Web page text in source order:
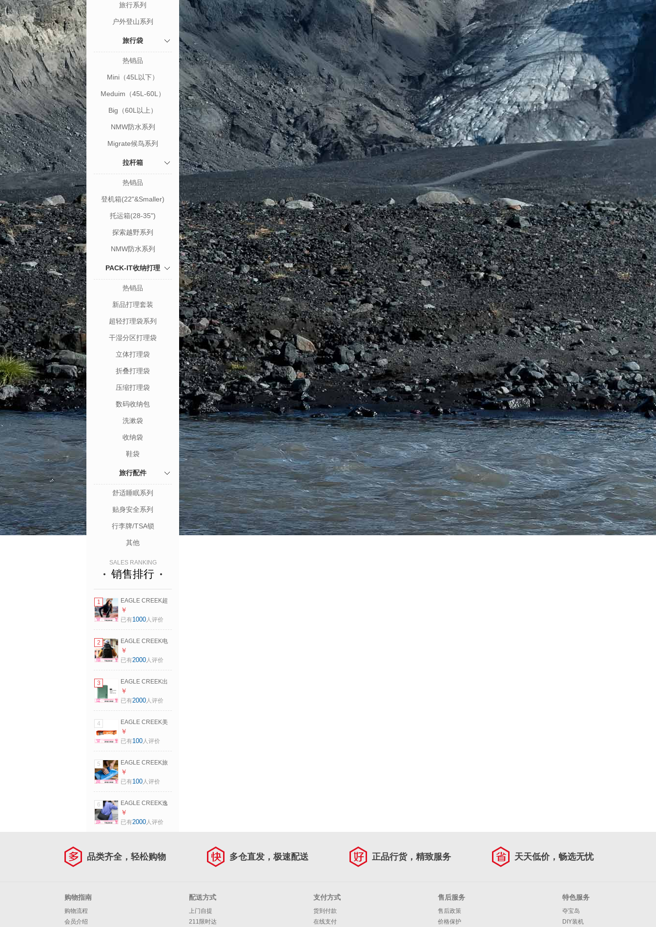
旅行系列
户外登山系列
旅行袋
热销品
Mini（45L以下）
Meduim（45L-60L）
Big（60L以上）
NMW防水系列
Migrate候鸟系列
拉杆箱
热销品
登机箱(22"&Smaller)
托运箱(28-35")
探索越野系列
NMW防水系列
PACK-IT收纳打理
热销品
新品打理套装
超轻打理袋系列
干湿分区打理袋
立体打理袋
折叠打理袋
压缩打理袋
数码收纳包
洗漱袋
收纳袋
鞋袋
旅行配件
舒适睡眠系列
贴身安全系列
行李牌/TSA锁
其他
SALES RANKING
销售排行
1
EAGLE CREEK超
轻手机包女单肩斜
挎包小众高级小巧
￥
已有1000人评价
2
EAGLE CREEK电
脑包男士背包商务
防水双肩包出差大
￥
已有2000人评价
3
EAGLE CREEK出
差防水耐磨抗菌旅
行收纳袋便携行李
M-柳绿色 新（升级
款）
￥
已有2000人评价
4
EAGLE CREEK美
国逸客旅行拉杆箱
一字安全捆绑带托
￥
已有100人评价
5
EAGLE CREEK旅
行便携衬衫防皱衣
物整理收纳包出差
M
￥
已有100人评价
6
EAGLE CREEK逸
客上班斜跨包男女
防水简约百搭单肩
￥
已有2000人评价
品类齐全，轻松购物 多仓直发，极速配送 正品行货，精致服务 天天低价，畅选无忧
购物指南
购物流程
会员介绍
配送方式
上门自提
211限时达
支付方式
货到付款
在线支付
售后服务
售后政策
价格保护
特色服务
夺宝岛
DIY装机